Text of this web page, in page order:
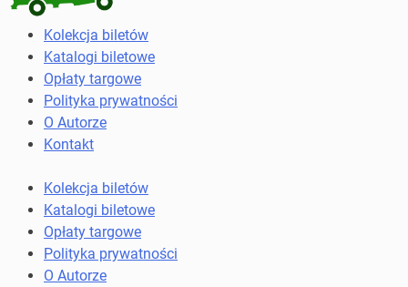
Kolekcja
biletów
komunikacji
miejskiej
kolejowych
Kolekcja biletów
Katalogi biletowe
Opłaty targowe
Polityka prywatności
O Autorze
Kontakt
Kolekcja biletów
Katalogi biletowe
Opłaty targowe
Polityka prywatności
O Autorze